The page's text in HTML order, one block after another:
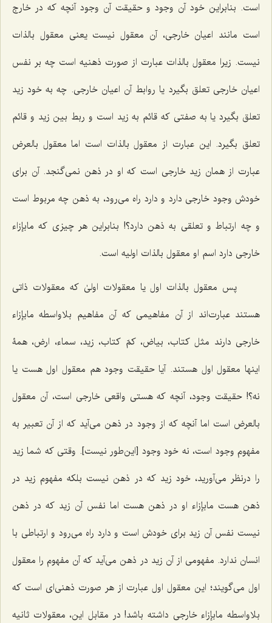
است. بنابراین خود آن وجود و حقیقت آن وجود آنچه که در خارج
است مانند اعیان خارجی، آن معقول نیست یعنی معقول بالذات
نیست. زیرا معقول بالذات عبارت از صورت ذهنیه است چه بر نفس
اعیان خارجی تعلق بگیرد یا روابط آن اعیان خارجی. چه به خود زید
تعلق بگیرد یا به صفتی که قائم به زید است و ربط بین زید و قائم
تعلق بگیرد. این عبارت از معقول بالذات است اما معقول بالعرض
عبارت از همان زید خارجی است که او در ذهن نمی‌گنجد. آن برای
خودش وجود خارجی دارد و دارد راه می‌رود، به ذهن چه مربوط است
و چه ارتباط و تعلقی به ذهن دارد؟! بنابراین هر چیزی که مابإزاء
خارجی دارد اسم او معقول بالذات اولیه است.
پس معقول بالذات اول یا معقولات اولیٰ که معقولات ذاتی
هستند عبارت‌اند از آن مفاهیمی که آن مفاهیم بلاواسطه مابإزاء
خارجی دارند مثل کتاب، بیاض، کمّ کتاب، زید، سماء، ارض، همۀ
اینها معقول اول هستند. آیا حقیقت وجود هم معقول اول هست یا
نه؟! حقیقت وجود، آنچه که هستی واقعی خارجی است، آن معقول
بالعرض است اما آنچه که از وجود در ذهن می‌آید که از آن تعبیر به
مفهوم وجود است، نه خود وجود [این‌طور نیست]. وقتی که شما زید
را درنظر می‌آورید، خود زید که در ذهن نیست بلکه مفهوم زید در
ذهن هست مابإزاء او در ذهن هست اما نفس آن زید که در ذهن
نیست نفس آن زید برای خودش است و دارد راه می‌رود و ارتباطی با
انسان ندارد. مفهومی از آن زید در ذهن می‌آید که آن مفهوم را معقول
اول می‌گویند؛ این معقول اول عبارت از هر صورت ذهنی‌ای است که
بلاواسطه مابإزاء خارجی داشته باشد! در مقابل این، معقولات ثانیه